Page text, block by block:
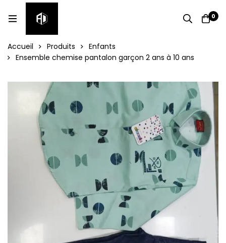
0
Accueil Produits
Enfants
Ensemble chemise pantalon garçon 2 ans à 10 ans